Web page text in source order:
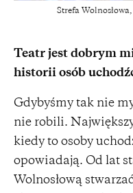
Strefa Wolnosłowa,
Teatr jest dobrym
historii osób
Gdybyśmy tak nie
nie robili.
kiedy to osoby
opowiadają. Od lat
Wolnosłową